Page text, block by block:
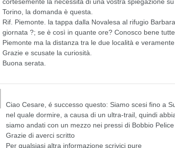
Torino, la domanda è questa.
Rif. Piemonte. la tappa dalla Novalesa al rifugio
giornata ?; se è così in quante ore? Conosco bene
Piemonte ma la distanza tra le due località e veramente
Grazie e scusate la curiosità.
Buona serata.
Ciao Cesare, é successo questo: Siamo scesi fino a
nel quale dormire, a causa di un ultra-trail, quindi
siamo andati con un mezzo nei pressi di Bobbio
Grazie di averci scritto
Per qualsiasi altra informazione scrivici pure